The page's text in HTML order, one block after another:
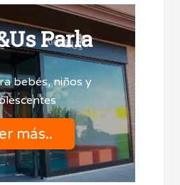
Parla
bebés, niños y
más..